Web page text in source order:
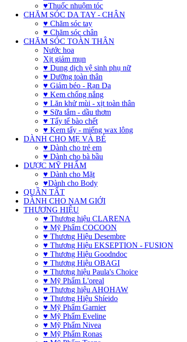
♥Thuốc nhuộm tóc
CHĂM SÓC DA TAY - CHÂN
♥ Chăm sóc tay
♥ Chăm sóc chân
CHĂM SÓC TOÀN THÂN
Nước hoa
Xịt giảm mụn
♥ Dung dịch vệ sinh phụ nữ
♥ Dưỡng toàn thân
♥ Giảm béo - Rạn Da
♥ Kem chống nắng
♥ Lăn khử mùi - xịt toàn thân
♥ Sữa tắm - dầu thơm
♥ Tẩy tế bào chết
♥ Kem tẩy - miếng wax lông
DÀNH CHO MẸ VÀ BÉ
♥ Dành cho trẻ em
♥ Dành cho bà bầu
DƯỢC MỸ PHẨM
♥ Dành cho Mặt
♥Dành cho Body
QUẦN TẤT
DÀNH CHO NAM GIỚI
THƯƠNG HIỆU
♥ Thương hiệu CLARENA
♥ Mỹ Phẩm COCOON
♥ Thương Hiệu Desembre
♥ Thương Hiệu EKSEPTION - FUSION
♥ Thương Hiệu Goodndoc
♥ Thương Hiệu OBAGI
♥ Thương hiệu Paula's Choice
♥ Mỹ Phẩm L'oreal
♥ Thương hiệu AHOHAW
♥ Thương Hiệu Shíeido
♥ Mỹ Phẩm Garnier
♥ Mỹ Phẩm Eveline
♥ Mỹ Phẩm Nivea
♥ Mỹ Phẩm Ronas